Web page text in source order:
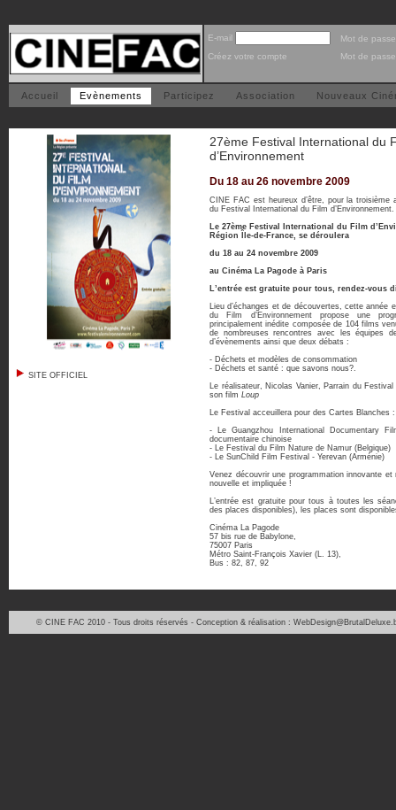
E-mail
Mot de passe
Créez votre compte
Mot de
Accueil Evènements Participez Association Nouveaux
SITE OFFICIEL
27ème Festival International du
d’Environnement
Du 18 au 26 novembre 2009
CINE FAC est heureux d’être, pour la troisième
du Festival International du Film d’Environnement.
Le 27ème Festival International du Film
Région Île-de-France, se déroulera
du 18 au 24 novembre 2009
au Cinéma La Pagode à Paris
L’entrée est gratuite pour tous, rendez-vous
Lieu d’échanges et de découvertes, cette année
du Film d’Environnement propose une
principalement inédite composée de 104 films
de nombreuses rencontres avec les équipes
d’évènements ainsi que deux débats :
- Déchets et modèles de consommation
- Déchets et santé : que savons nous?.
Le réalisateur, Nicolas Vanier, Parrain du
son film Loup
Le Festival acceuillera pour des Cartes Blanches :
- Le Guangzhou International Documentary
documentaire chinoise
- Le Festival du Film Nature de Namur (Belgique)
- Le SunChild Film Festival - Yerevan (Arménie)
Venez découvrir une programmation innovante et
nouvelle et impliquée !
L’entrée est gratuite pour tous à toutes les
des places disponibles), les places sont
Cinéma La Pagode
57 bis rue de Babylone,
75007 Paris
Métro Saint-François Xavier (L. 13),
Bus : 82, 87, 92
© CINE FAC 2010 - Tous droits réservés - Conception & réalisation :